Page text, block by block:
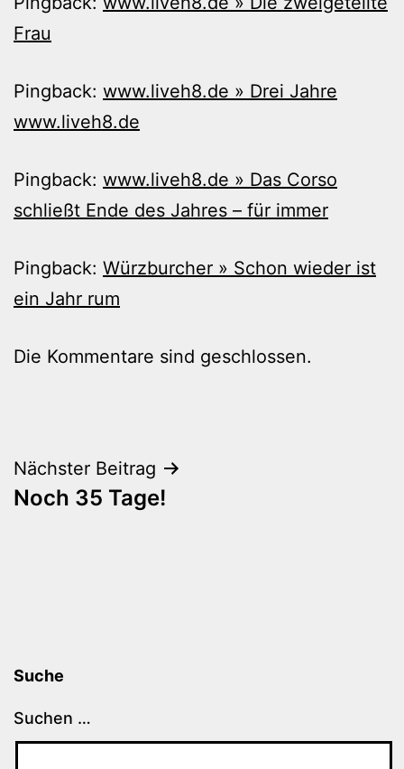
Frau
Pingback: www.liveh8.de » Drei Jahre
www.liveh8.de
Pingback: www.liveh8.de » Das Corso
schließt Ende des Jahres – für immer
Pingback: Würzburcher » Schon wieder ist
ein Jahr rum
Die Kommentare sind geschlossen.
Beitragsnavigation
Nächster Beitrag
Noch 35 Tage!
Suche
Suchen …